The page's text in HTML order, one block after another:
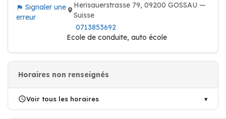
Signaler une
erreur
Herisauerstrasse 79, 09200 GOSSAU —
Suisse
0713853692
Ecole de conduite, auto école
Horaires non renseignés
Voir tous les horaires